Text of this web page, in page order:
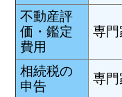
不動産評
価・鑑定
費用
専
相続税の
申告
専